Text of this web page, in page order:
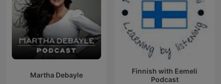
Martha Debayle
Finnish with Eemeli
Podcast